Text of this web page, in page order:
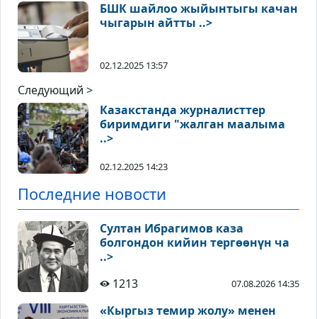
БШК шайлоо жыйынтыгы качан
чыгарын айтты ..>
02.12.2025 13:57
Следующий >
Казакстанда журналисттер
биримдиги "жалган маалыма
..>
02.12.2025 14:23
Последние новости
Султан Ибрагимов каза
болгондон кийин тергөөнүн ча
..>
1213
07.08.2026 14:35
«Кыргыз темир жолу» менен